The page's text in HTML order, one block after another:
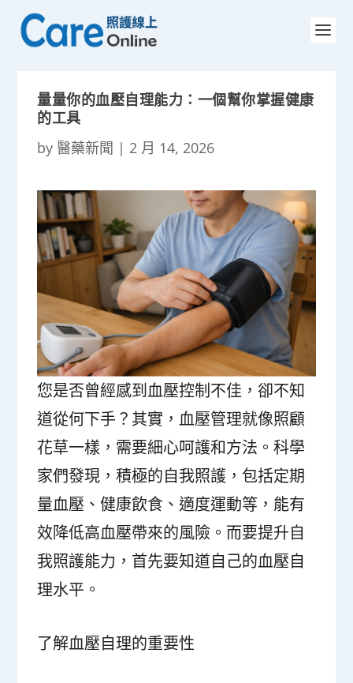
量量你的血壓自理能力：一個幫你掌握健康
的工具
by 醫藥新聞 | 2 月 14, 2026
您是否曾經感到血壓控制不佳，卻不知
道從何下手？其實，血壓管理就像照顧
花草一樣，需要細心呵護和方法。科學
家們發現，積極的自我照護，包括定期
量血壓、健康飲食、適度運動等，能有
效降低高血壓帶來的風險。而要提升自
我照護能力，首先要知道自己的血壓自
理水平。
了解血壓自理的重要性